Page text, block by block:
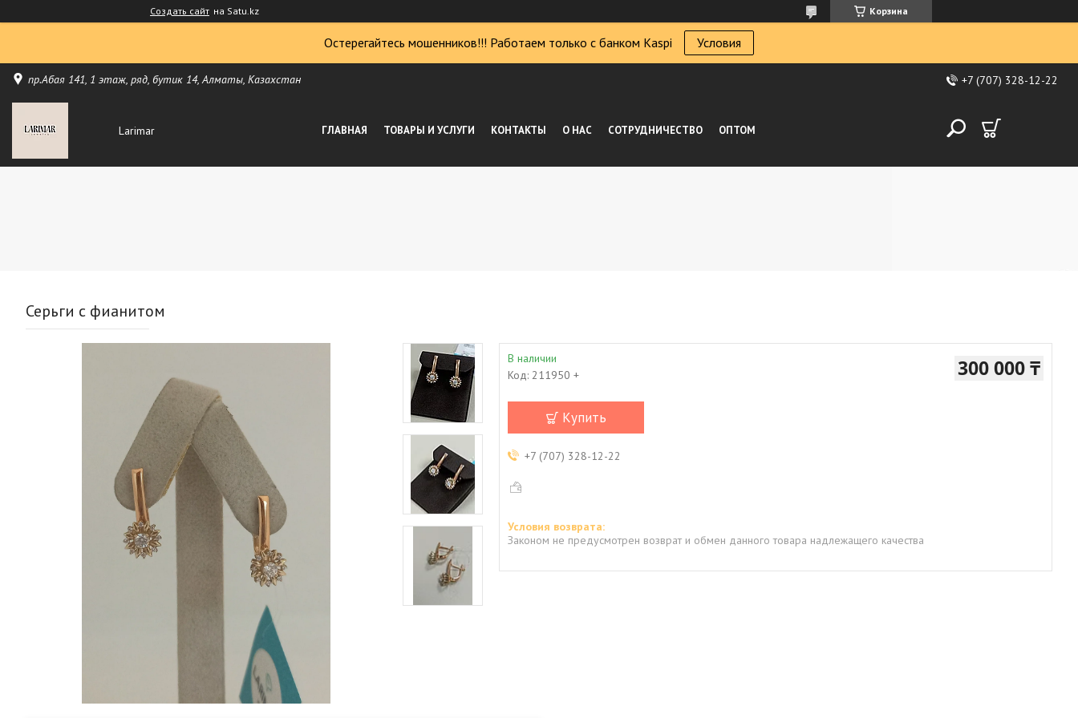
Создать сайт на Satu.kz Корзина
Остерегайтесь мошенников!!! Работаем только с банком Kaspi Условия
пр.Абая 141, 1 этаж, ряд, бутик 14, Алматы, Казахстан +7 (707) 328-12-22
Larimar ГЛАВНАЯ ТОВАРЫ И УСЛУГИ КОНТАКТЫ О НАС СОТРУДНИЧЕСТВО ОПТОМ
Серьги с фианитом
В наличии
Код: 211950 + 300 000 ₸
Купить
+7 (707) 328-12-22
Законом не предусмотрен возврат и обмен данного товара надлежащего качества